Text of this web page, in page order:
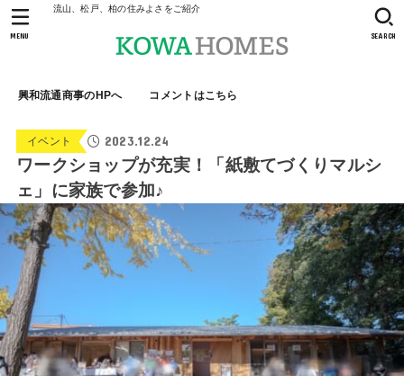
流山、松戸、柏の住みよさをご紹介
興和流通商事のHPへ コメントはこちら
SEARCH
MENU
イベント 2023.12.24
ワークショップが充実！「紙敷てづくりマルシ
ェ」に家族で参加♪